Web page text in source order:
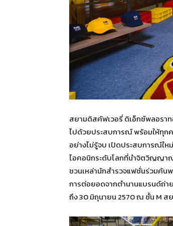
สยามดิสคัฟเวอรี่ ดิเอ็กซ์พลอรา
ไปด้วยประสบการณ์ พร้อมให้ทุก
อย่างไม่รู้จบ เปิดประสบการณ์ให
ไอคอนิกระดับโลกที่นำจิตวิญญา
ชวนเหล่านักสำรวจแฟชั่นร่วมค้น
การต่อยอดจากตำนานแบรนด์ถ่
ถึง 30 มิถุนายน 2570 ณ ชั้น M ส